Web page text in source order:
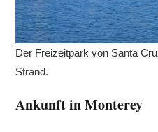
Der Freizeitpark von Santa
Strand.
Ankunft in Monterey